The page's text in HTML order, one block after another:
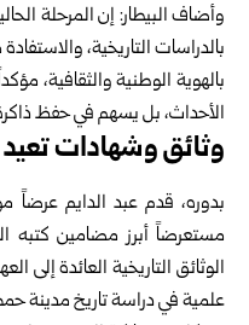
وأضاف البيطار: إن المرحلة
بالدراسات التاريخية،
بالهوية الوطنية والثقافية،
الأحداث، بل يسهم في حفظ
وثائق وشهادات تعيد
بدوره، قدم عبد الدايم عرضاً
مستعرضاً أبرز مضامين كتبه
الوثائق التاريخية العائدة
علمية في دراسة تاريخ مدينة